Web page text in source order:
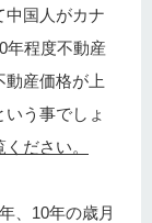
国人がカナ
年程度不動産
動産価格が上
う事でしょ
ださい。
、10年の歳月